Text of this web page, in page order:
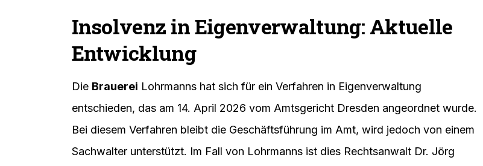
Insolvenz in Eigenverwaltung: Aktuelle
Entwicklung
Die Brauerei Lohrmanns hat sich für ein Verfahren in Eigenverwaltung
entschieden, das am 14. April 2026 vom Amtsgericht Dresden angeordnet wurde.
Bei diesem Verfahren bleibt die Geschäftsführung im Amt, wird jedoch von einem
Sachwalter unterstützt. Im Fall von Lohrmanns ist dies Rechtsanwalt Dr. Jörg